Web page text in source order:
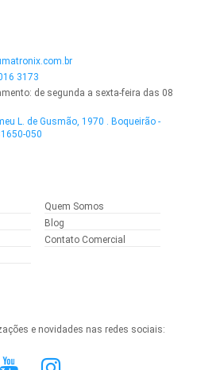
3173
de segunda a sexta-feira das 08
L. de Gusmão, 1970 . Boqueirão -
050
Quem Somos
Blog
Contato Comercial
e novidades nas redes sociais: